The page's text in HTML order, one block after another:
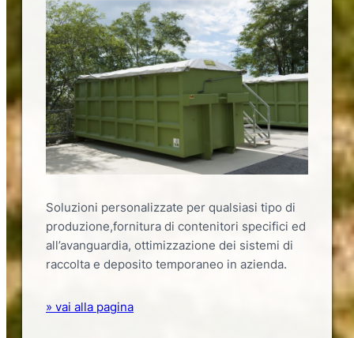
Soluzioni personalizzate per qualsiasi tipo di
produzione,fornitura di contenitori specifici ed
all’avanguardia, ottimizzazione dei sistemi di
raccolta e deposito temporaneo in azienda.
» vai alla pagina